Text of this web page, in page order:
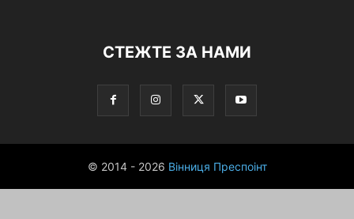
СТЕЖТЕ ЗА НАМИ
© 2014 - 2026 Вінниця Преспоінт